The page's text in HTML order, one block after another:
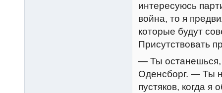
интересуюсь
война, то я
которые будут
Присутствовать
— Ты останешься,
Оденсборг. — Ты
пустяков, когда я